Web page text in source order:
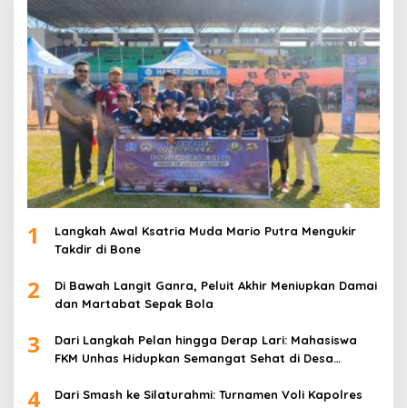
1
Langkah Awal Ksatria Muda Mario Putra Mengukir
Takdir di Bone
2
Di Bawah Langit Ganra, Peluit Akhir Meniupkan Damai
dan Martabat Sepak Bola
3
Dari Langkah Pelan hingga Derap Lari: Mahasiswa
FKM Unhas Hidupkan Semangat Sehat di Desa
4
Dari Smash ke Silaturahmi: Turnamen Voli Kapolres